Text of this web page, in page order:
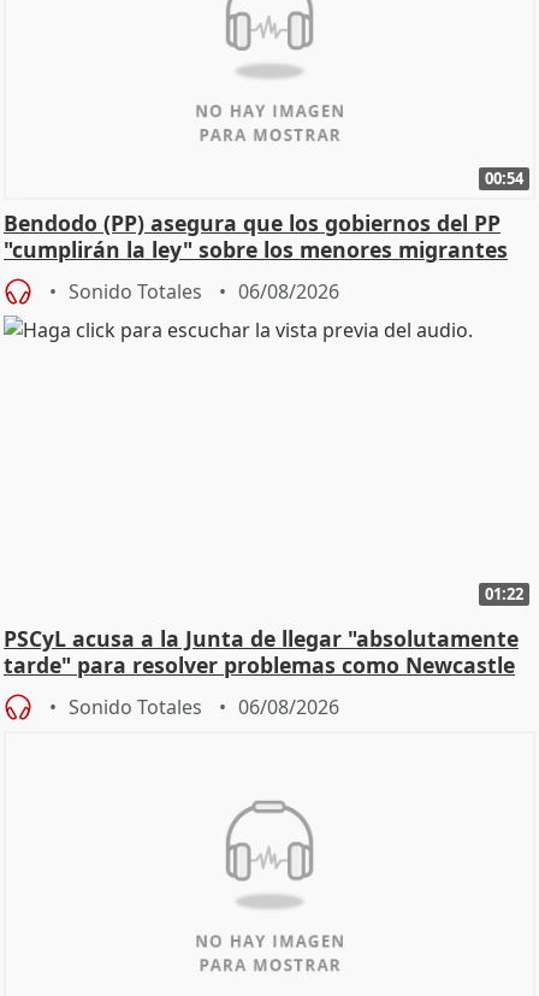
00:54
Bendodo (PP) asegura que los gobiernos del PP
"cumplirán la ley" sobre los menores migrantes
Sonido Totales 06/08/2026
01:22
PSCyL acusa a la Junta de llegar "absolutamente
tarde" para resolver problemas como Newcastle
Sonido Totales 06/08/2026